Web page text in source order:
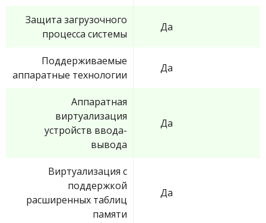
Защита загрузочного
процесса системы
Да
Поддерживаемые
аппаратные технологии
Да
Аппаратная
виртуализация
устройств ввода-
вывода
Да
Виртуализация с
поддержкой
расширенных таблиц
памяти
Да